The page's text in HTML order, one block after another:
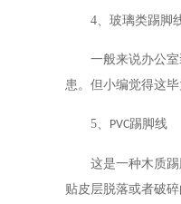
4 、玻璃类踢脚
一般来说办公
患。但小编觉得这毕
5 PVC踢脚线
这是一种木质
贴皮层脱落或者破